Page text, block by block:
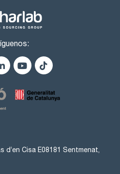
d’en Cisa E08181 Sentmenat,